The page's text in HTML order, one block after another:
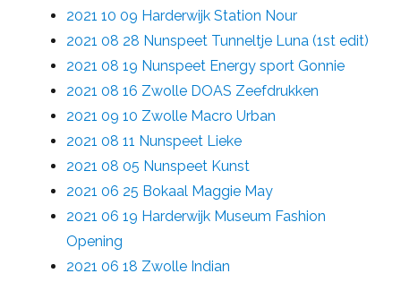
2021 10 09 Harderwijk Station Nour
2021 08 28 Nunspeet Tunneltje Luna (1st edit)
2021 08 19 Nunspeet Energy sport Gonnie
2021 08 16 Zwolle DOAS Zeefdrukken
2021 09 10 Zwolle Macro Urban
2021 08 11 Nunspeet Lieke
2021 08 05 Nunspeet Kunst
2021 06 25 Bokaal Maggie May
2021 06 19 Harderwijk Museum Fashion
Opening
2021 06 18 Zwolle Indian